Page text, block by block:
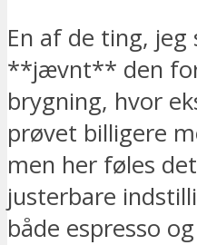
En af de ting,
**jævnt** den
brygning, hvor
prøvet billigere
men her føles
justerbare
både espresso